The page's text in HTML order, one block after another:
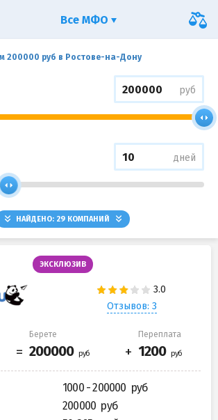
200000 руб в Ростове-на-Дону
руб
дней
НАЙДЕНО: 29КОМПАНИЙ
ЭКСКЛЮЗИВ
Отзывов: 3
Берете Переплата
1000 - 200000
200000
Все МФО